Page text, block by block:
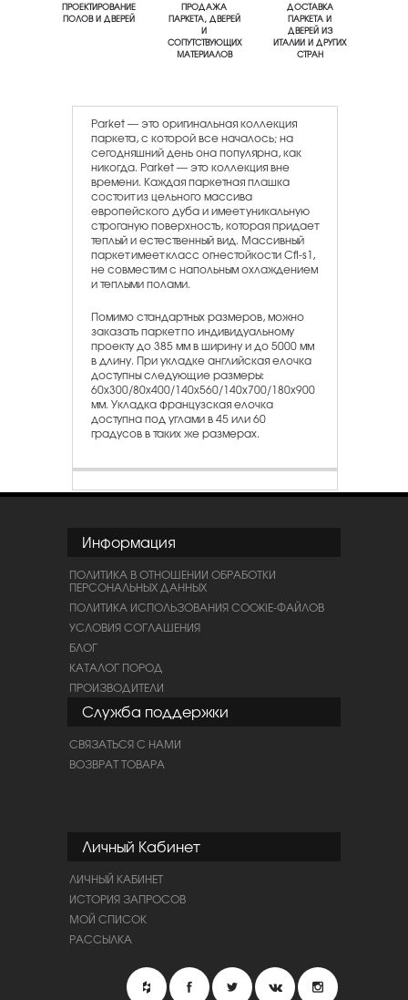
ПРОЕКТИРОВАНИЕ
ПОЛОВ И ДВЕРЕЙ
ПРОДАЖА
ПАРКЕТА, ДВЕРЕЙ
И
СОПУТСТВУЮЩИХ
МАТЕРИАЛОВ
ДОСТАВКА
ПАРКЕТА И
ДВЕРЕЙ ИЗ
ИТАЛИИ И ДРУГИХ
СТРАН
Parket — это оригинальная коллекция
паркета, с которой все началось; на
сегодняшний день она популярна, как
никогда. Parket — это коллекция вне
времени. Каждая паркетная плашка
состоит из цельного массива
европейского дуба и имеет уникальную
строганую поверхность, которая придает
теплый и естественный вид. Массивный
паркет имеет класс огнестойкости Cfl-s1,
не совместим с напольным охлаждением
и теплыми полами.
Помимо стандартных размеров, можно
заказать паркет по индивидуальному
проекту до 385 мм в ширину и до 5000 мм
в длину. При укладке английская елочка
доступны следующие размеры:
60х300/80х400/140x560/140x700/180x900
мм. Укладка французская елочка
доступна под углами в 45 или 60
градусов в таких же размерах.
Информация
ПОЛИТИКА В ОТНОШЕНИИ ОБРАБОТКИ
ПЕРСОНАЛЬНЫХ ДАННЫХ
ПОЛИТИКА ИСПОЛЬЗОВАНИЯ COOKIE-ФАЙЛОВ
УСЛОВИЯ СОГЛАШЕНИЯ
БЛОГ
КАТАЛОГ ПОРОД
ПРОИЗВОДИТЕЛИ
Служба поддержки
СВЯЗАТЬСЯ С НАМИ
ВОЗВРАТ ТОВАРА
Личный Кабинет
ЛИЧНЫЙ КАБИНЕТ
ИСТОРИЯ ЗАПРОСОВ
МОЙ СПИСОК
РАССЫЛКА